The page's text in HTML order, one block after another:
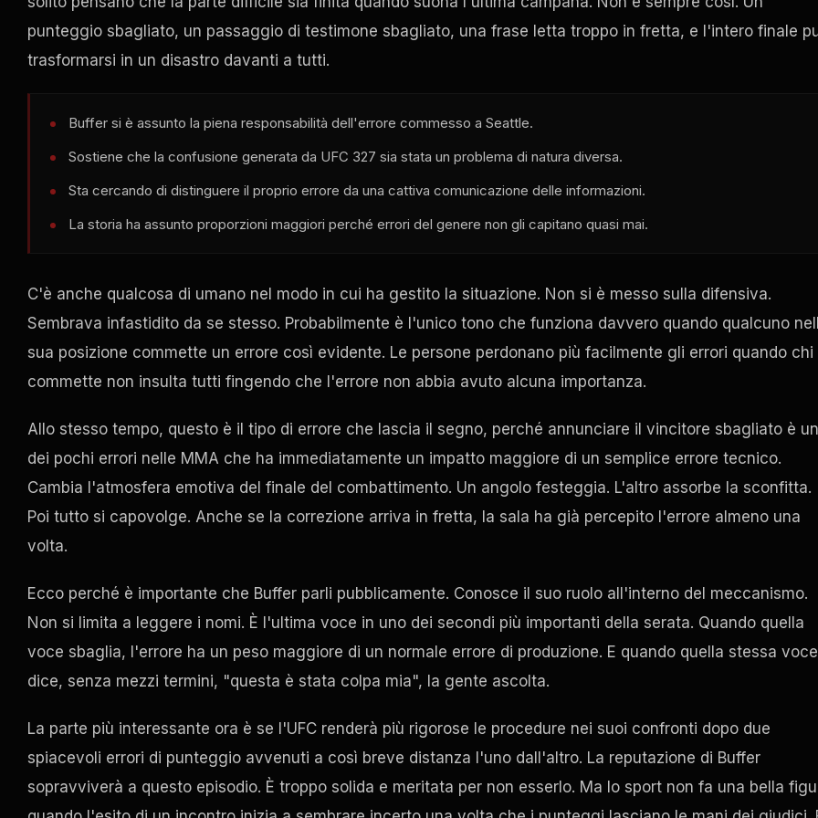
punteggio sbagliato, un passaggio di testimone sbagliato, una frase letta troppo in fretta, e l'intero finale
trasformarsi in un disastro davanti a tutti.
Buffer si è assunto la piena responsabilità dell'errore commesso a Seattle.
Sostiene che la confusione generata da UFC 327 sia stata un problema di natura diversa.
Sta cercando di distinguere il proprio errore da una cattiva comunicazione delle informazioni.
La storia ha assunto proporzioni maggiori perché errori del genere non gli capitano quasi mai.
C'è anche qualcosa di umano nel modo in cui ha gestito la situazione. Non si è messo sulla difensiva.
Sembrava infastidito da se stesso. Probabilmente è l'unico tono che funziona davvero quando qualcuno
sua posizione commette un errore così evidente. Le persone perdonano più facilmente gli errori quando chi
commette non insulta tutti fingendo che l'errore non abbia avuto alcuna importanza.
Allo stesso tempo, questo è il tipo di errore che lascia il segno, perché annunciare il vincitore sbagliato è
dei pochi errori nelle MMA che ha immediatamente un impatto maggiore di un semplice errore tecnico.
Cambia l'atmosfera emotiva del finale del combattimento. Un angolo festeggia. L'altro assorbe la sconfitta.
Poi tutto si capovolge. Anche se la correzione arriva in fretta, la sala ha già percepito l'errore almeno una
volta.
Ecco perché è importante che Buffer parli pubblicamente. Conosce il suo ruolo all'interno del meccanismo.
Non si limita a leggere i nomi. È l'ultima voce in uno dei secondi più importanti della serata. Quando quella
voce sbaglia, l'errore ha un peso maggiore di un normale errore di produzione. E quando quella stessa voce
dice, senza mezzi termini, "questa è stata colpa mia", la gente ascolta.
La parte più interessante ora è se l'UFC renderà più rigorose le procedure nei suoi confronti dopo due
spiacevoli errori di punteggio avvenuti a così breve distanza l'uno dall'altro. La reputazione di Buffer
sopravviverà a questo episodio. È troppo solida e meritata per non esserlo. Ma lo sport non fa una bella